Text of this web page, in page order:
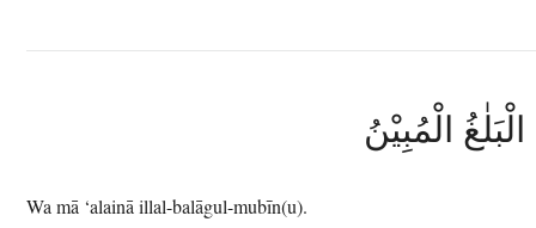
الْبَلٰغُ الْمُبِيْنُ
Wa mā ‘alainā illal-balāgul-mubīn(u).